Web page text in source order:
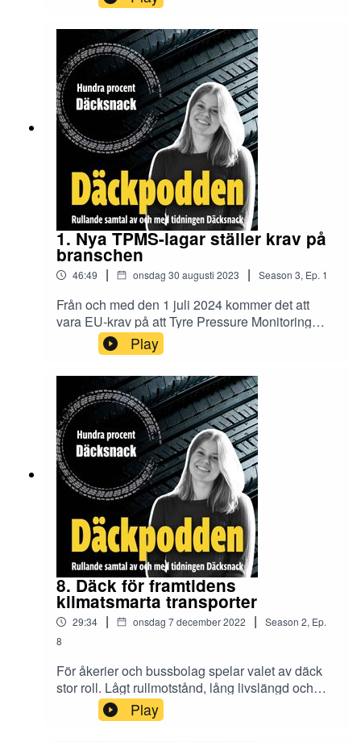
Martin Tillsten på en inblick i deras verklighet.
Lyssna för att höra om hur kedjan har tagit sig
igenom de senaste årens utmaningar och vilka
de ser som de största utmaningarna framåt för
däckverkstäder generellt.
1. Nya TPMS-lagar ställer krav på
branschen
46:49 | onsdag 30 augusti 2023 | Season 3, Ep. 1
Från och med den 1 juli 2024 kommer det att
vara EU-krav på att Tyre Pressure Monitoring
System (TPMS) ska finnas i så gott som alla nya
fordon. Direktivet kommer att medföra en
omställning för branschen, framför allt på den
tunga sidan där det tidigare inte har funnits några
krav. Det här avsnittet gästas av Peter Norlin,
försäljningschef på OCL Brorsson, som berättar
om hur branschen kan förbereda sig.
Play
8. Däck för framtidens
klimatsmarta transporter
29:34 | onsdag 7 december 2022 | Season 2, Ep.
8
För åkerier och bussbolag spelar valet av däck
stor roll. Lågt rullmotstånd, lång livslängd och
högt lastindex är tre egenskaper som kan
påverka totalkostnaderna positivt. "Däck kostar
lite men påverkar mycket", förklarar Thomas
Play